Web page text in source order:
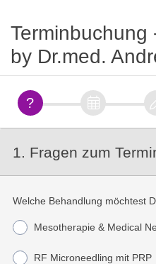
Terminbuchung
by Dr.med.
1. Fragen zum
Welche Behandlung möchtest
Mesotherapie & Medical
RF Microneedling mit PRP